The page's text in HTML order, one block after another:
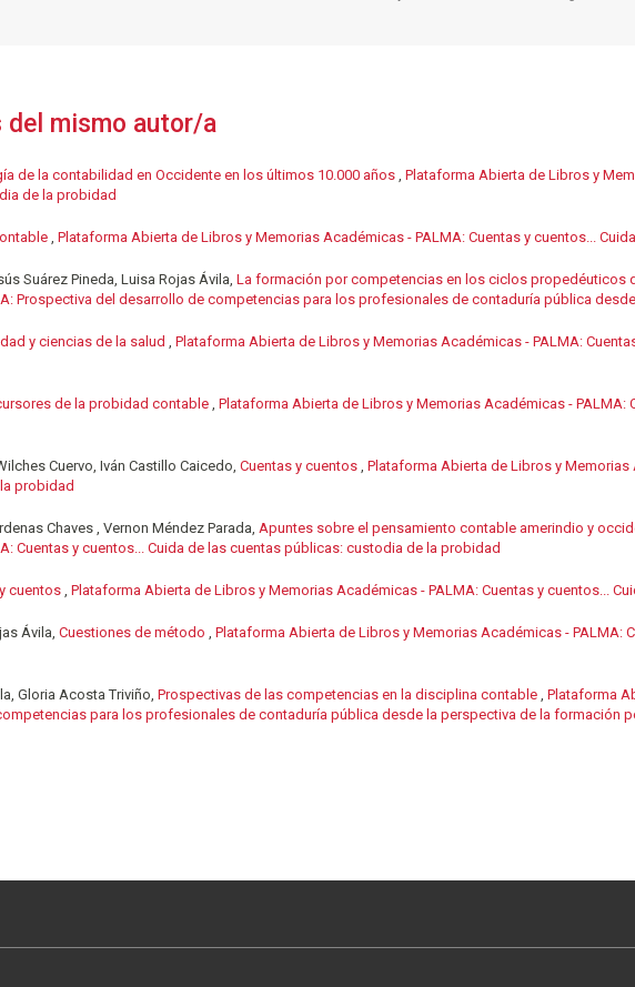
mismo autor/a
de la contabilidad en Occidente en los últimos 10.000 años , Plataforma Abierta de Libros y
de la probidad
, Plataforma Abierta de Libros y Memorias Académicas - PALMA: Cuentas y cuentos...
Suárez Pineda, Luisa Rojas Ávila, La formación por competencias en los ciclos propedéuticos
Prospectiva del desarrollo de competencias para los profesionales de contaduría pública
y ciencias de la salud , Plataforma Abierta de Libros y Memorias Académicas - PALMA:
de la probidad contable , Plataforma Abierta de Libros y Memorias Académicas - PALMA:
Cuervo, Iván Castillo Caicedo, Cuentas y cuentos , Plataforma Abierta de Libros y Memorias
probidad
Chaves , Vernon Méndez Parada, Apuntes sobre el pensamiento contable amerindio y
Cuentas y cuentos... Cuida de las cuentas públicas: custodia de la probidad
cuentos , Plataforma Abierta de Libros y Memorias Académicas - PALMA: Cuentas y cuentos...
Ávila, Cuestiones de método , Plataforma Abierta de Libros y Memorias Académicas - PALMA:
Gloria Acosta Triviño, Prospectivas de las competencias en la disciplina contable , Plataforma
para los profesionales de contaduría pública desde la perspectiva de la formación